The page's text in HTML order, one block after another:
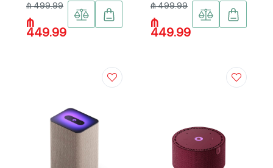
₼ 499.99
₼
449.99
₼ 499.99
₼
449.99